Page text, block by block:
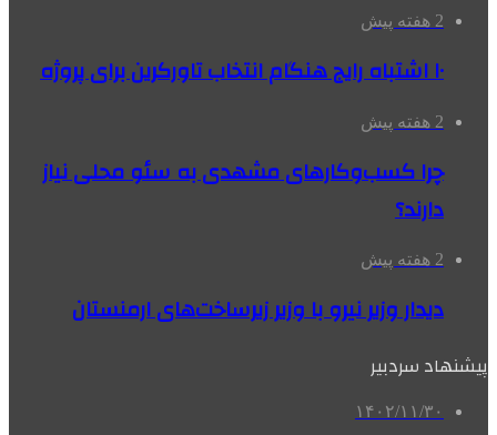
2 هفته پیش
۱۰ اشتباه رایج هنگام انتخاب تاورکرین برای پروژه
2 هفته پیش
چرا کسب‌وکارهای مشهدی به سئو محلی نیاز
دارند؟
2 هفته پیش
دیدار وزیر نیرو با وزیر زیرساخت‌های ارمنستان
پیشنهاد سردبیر
۱۴۰۲/۱۱/۳۰